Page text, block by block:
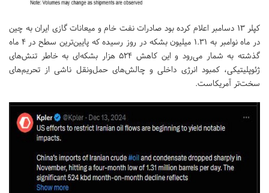
کپلر ۱۳ دسامبر اعلام کرده بود صادرات نفت خام و میعانات گازی ایران به چین
در ماه نوامبر به ۱.۳۱ میلیون بشکه در روز رسیده که پایین‌ترین سطح در ۴ ماه
گذشته به شمار می‌رود و این کاهش ۵۲۴ هزار بشکه‌ای به خاطر تنش‌های
ژئوپلیتیکی، کمبود انرژی داخلی و چالش‌های حمل‌ونقل ناشی از تحریم‌های
سخت‌تر آمریکاست.